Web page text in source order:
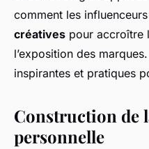
comment les
créatives pour accroître
l’exposition des
inspirantes et pratiques
Construction de
personnelle